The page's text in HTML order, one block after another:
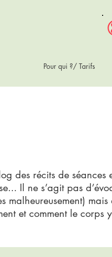
Pour qui ?/ Tarifs
des récits de
Il ne s’agit pas
malheureusement)
et comment le corps